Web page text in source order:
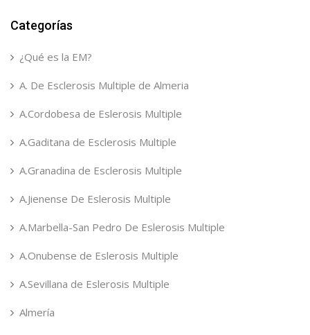
Categorías
¿Qué es la EM?
A. De Esclerosis Multiple de Almeria
A.Cordobesa de Eslerosis Multiple
A.Gaditana de Esclerosis Multiple
A.Granadina de Esclerosis Multiple
A.Jienense De Eslerosis Multiple
A.Marbella-San Pedro De Eslerosis Multiple
A.Onubense de Eslerosis Multiple
A.Sevillana de Eslerosis Multiple
Almería